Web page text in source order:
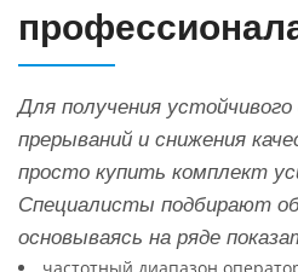
Для получения устойчивого
прерываний и снижения
просто купить комплект
Специалисты подбирают
основываясь на ряде